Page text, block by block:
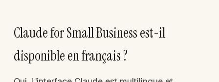
Claude for Small Business est-il
disponible en français ?